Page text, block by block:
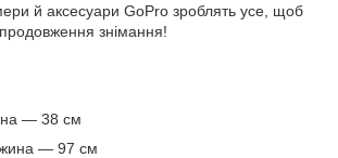
й аксесуари GoPro зроблять усе, щоб
знімання!
— 38 см
— 97 см